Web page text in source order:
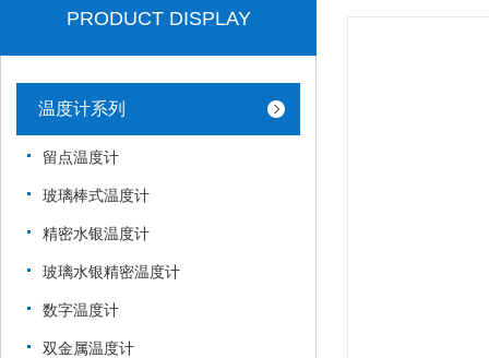
PRODUCT DISPLAY
温度计系列
留点温度计
玻璃棒式温度计
精密水银温度计
玻璃水银精密温度计
数字温度计
双金属温度计